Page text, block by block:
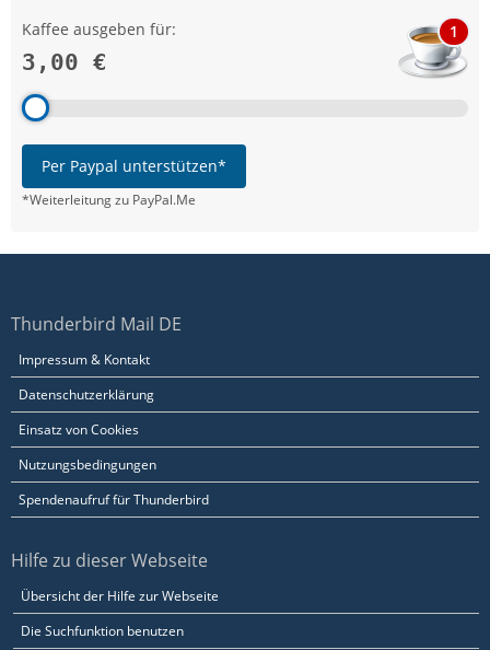
Kaffee ausgeben für:
3,00 €
1
Per Paypal unterstützen*
*Weiterleitung zu PayPal.Me
Thunderbird Mail DE
Impressum & Kontakt
Datenschutzerklärung
Einsatz von Cookies
Nutzungsbedingungen
Spendenaufruf für Thunderbird
Hilfe zu dieser Webseite
Übersicht der Hilfe zur Webseite
Die Suchfunktion benutzen